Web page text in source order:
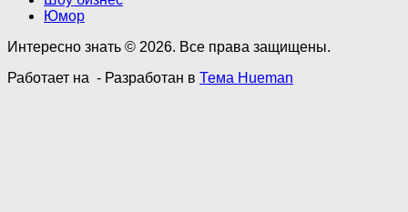
Юмор
Интересно знать © 2026. Все права защищены.
Работает на - Разработан в Тема Hueman